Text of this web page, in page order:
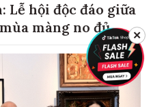
Lễ hội độc đáo giữa
màng no đủ
✕